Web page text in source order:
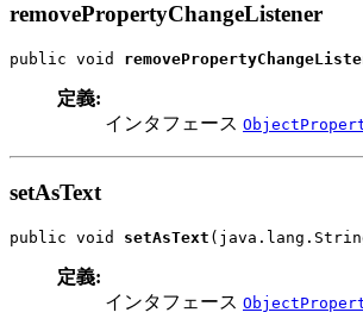
removePropertyChangeListener
public void
定義:
インタフェース
setAsText
public void setAsText
定義:
インタフェース